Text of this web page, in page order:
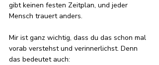
gibt keinen festen Zeitplan, und jeder
Mensch trauert anders.
Mir ist ganz wichtig, dass du das schon mal
vorab verstehst und verinnerlichst. Denn
das bedeutet auch: